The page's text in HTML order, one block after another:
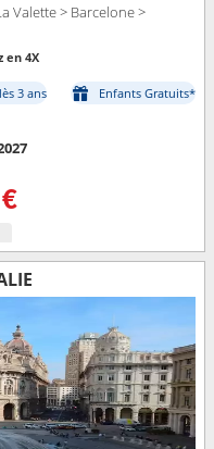
Valette > Barcelone >
en 4X
3 ans
Enfants Gratuits*